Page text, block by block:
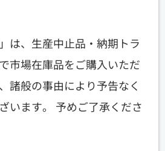
は、生産中止品・納期トラ
市場在庫品をご購入いただ
諸般の事由により予告なく
います。 予めご了承くださ